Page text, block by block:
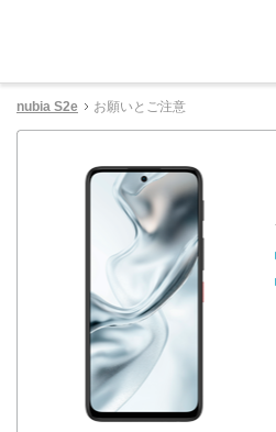
nubia S2e お願いとご注意